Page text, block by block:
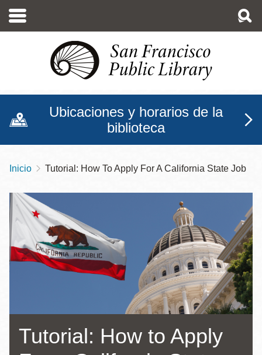
contenido
Ubicaciones y horarios de la
biblioteca
Sobrescribir
enlaces
de
ayuda
a
la
Inicio Tutorial: How To Apply For A California State Job
Tutorial: How to Apply